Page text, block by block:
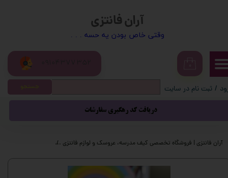
آران فانتزی
​​وقتی خاص بودن یه حسه . . .
/ ثبت نام در سایت
سفارشات
خروج از حساب کاربری
دریافت کد رهگیری سفارشات
جستجو
آران فانتزی | فروشگاه تخصصی کیف مدرسه، عروسک و لوازم فانتزی